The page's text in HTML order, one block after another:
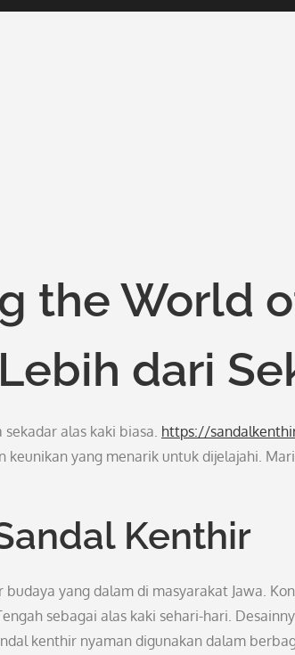
the World
dari
alas kaki biasa. https://
keunikan yang menarik untuk dijelajahi.
Kenthir
yang dalam di masyarakat Jawa.
sebagai alas kaki sehari-hari.
kenthir nyaman digunakan dalam